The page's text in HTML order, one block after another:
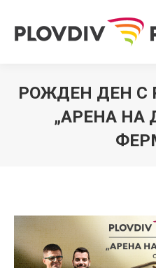
РОЖДЕН ДЕН С
„АРЕНА НА